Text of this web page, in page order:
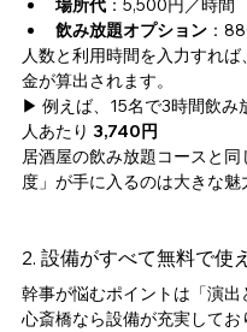
場所代 ：5,500円／時間
飲み放題オプション ：
人数と利用時間を入力すれ
金が算出されます。
▶ 例えば、15名で3時間飲み
人あたり 3,740円
居酒屋の飲み放題コースと
度」が手に入るのは大きな魅
2. 設備がすべて無料で使
幹事が悩むポイントは「演
心斎橋なら設備が充実してお